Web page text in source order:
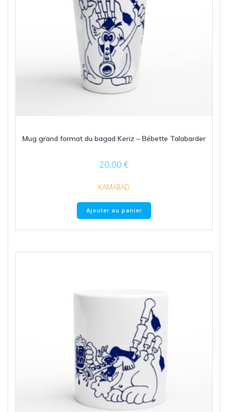
Mug grand format du bagad Keriz – Bébette Talabarder
20,00 €
KAMARAD
Ajouter au panier